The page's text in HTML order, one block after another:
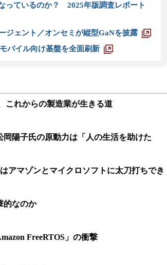
っているのか？ 2025年版調査レポート
ジェント／オンセミが縦型GaNを披露
バイル向け基盤を全面刷新
これからの製造業が生きる道
陽子氏の原動力は「人の生活を助けた
アマゾンとマイクロソフトに太刀打ちでき
的なのか
FreeRTOS」の衝撃